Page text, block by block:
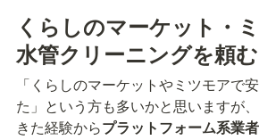
くらしのマーケット・
水管クリーニングを頼
「くらしのマーケットやミツモアで
た」という方も多いかと思いますが
きた経験からプラットフォーム系業